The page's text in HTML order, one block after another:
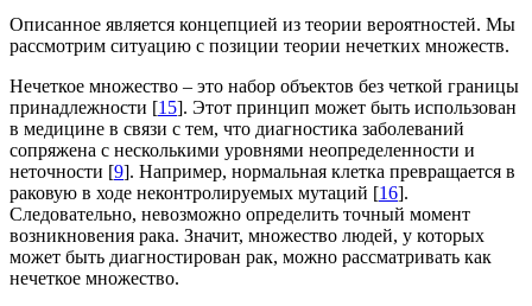
Описанное является концепцией из теории вероятностей. Мы
рассмотрим ситуацию с позиции теории нечетких множеств.
Нечеткое множество – это набор объектов без четкой границы
принадлежности [15]. Этот принцип может быть использован
в медицине в связи с тем, что диагностика заболеваний
сопряжена с несколькими уровнями неопределенности и
неточности [9]. Например, нормальная клетка превращается в
раковую в ходе неконтролируемых мутаций [16].
Следовательно, невозможно определить точный момент
возникновения рака. Значит, множество людей, у которых
может быть диагностирован рак, можно рассматривать как
нечеткое множество.